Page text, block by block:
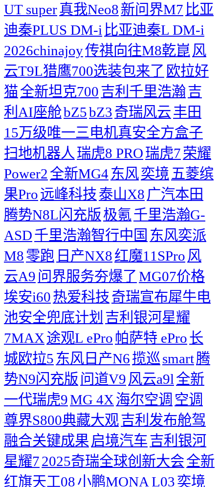
UT super真我Neo8新问界M7 比亚
迪秦PLUS DM-i 比亚迪秦L DM-i
2026chinajoy传祺向往M8乾崑 风
云T9L猎鹰700选装包来了 欧拉好
猫全新坦克700吉利千里浩瀚吉
利AI座舱bZ5bZ3奇瑞风云丰田
15万级唯一三电机真安全方盒子
扫地机器人 瑞虎8 PRO瑞虎7荣耀
Power2 全新MG4 东风奕境 五菱缤
果Pro远峰科技泰山X8 广汽本田
腾势N8L闪充版极氪千里浩瀚G-
ASD千里浩瀚智行中国 东风奕派
M8零跑 日产NX8红魔11SPro 风
云A9 问界服务夯爆了 MG07价格
埃安i60热爱科技奇瑞宣布犀牛电
池安全兜底计划 吉利银河星耀
7MAX途观L ePro 帕萨特 ePro长
城欧拉5 东风日产N6揽巡smart腾
势N9闪充版 问道V9 风云a9l 全新
一代瑞虎9MG 4X海尔空调 空调
尊界S800典藏大观吉利发布舱驾
融合关键成果 启境汽车吉利银河
星耀72025奇瑞全球创新大会​全新
红旗天工08小鹏MONA L03奕境